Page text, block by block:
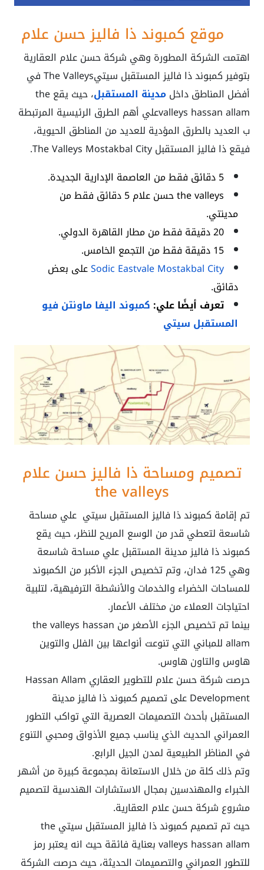
موقع كمبوند ذا فاليز حسن علام
اهتمت الشركة المطورة وهي شركة حسن علام العقارية
بتوفير كمبوند ذا فاليز المستقبل سيتيThe Valleys في
أفضل المناطق داخلمدينة المستقبل
، حيث يقع the
valleys hassan allamعلي أهم الطرق الرئيسية المرتبطة
ب العديد بالطرق المؤدية للعديد من المناطق الحيوية،
فيقع ذا فاليز المستقبل The Valleys Mostakbal City.
5 دقائق فقط من العاصمة الإدارية الجديدة.
the valleys حسن علام
5 دقائق فقط من
مدينتي.
20 دقيقة فقط من مطار القاهرة الدولي.
15 دقيقة فقط من التجمع الخامس.
Sodic Eastvale Mostakbal Cityعلى بعض
دقائق.
تعرف أيضًا علي: كمبوند اليفا ماونتن فيو
المستقبل سيتي
تصميم ومساحة ذا فاليز حسن علام
the valleys
تم إقامة كمبوند ذا فاليز المستقبل سيتي علي مساحة
شاسعة لتعطي قدر من الوسع المريح للنظر، حيث يقع
كمبوند ذا فاليز مدينة المستقبل علي مساحة شاسعة
وهي 125 فدان
، وتم تخصيص الجزء الأكبر من الكمبوند
للمساحات الخضراء والخدمات والأنشطة الترفيهية، لتلبية
احتياجات العملاء من مختلف الأعمار.
بينما تم تخصيص الجزء الأصغر من the valleys hassan
allam للمباني التي تنوعت أنواعها بين الفلل والتوين
هاوس والتاون هاوس.
حرصت شركة حسن علام للتطوير العقاري Hassan Allam
Development على تصميم كمبوند ذا فاليز مدينة
المستقبل بأحدث التصميمات العصرية التي تواكب التطور
العمراني الحديث الذي يناسب جميع الأذواق ومحبي التنوع
في المناظر الطبيعية لمدن الجيل الرابع.
وتم ذلك كلة من خلال الاستعانة بمجموعة كبيرة من أشهر
الخبراء والمهندسين بمجال الاستشارات الهندسية لتصميم
مشروع شركة حسن علام العقارية.
حيث تم تصميم كمبوند ذا فاليز المستقبل سيتيthe
valleys hassan allamبعناية فائقة حيث انه يعتبر رمز
للتطور العمراني والتصميمات الحديثة، حيث حرصت الشركة